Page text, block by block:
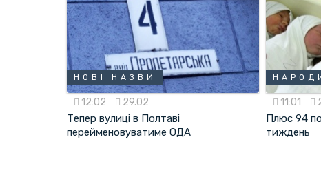
НОВІ НАЗВИ
12:02 29.02
Тепер вулиці в Полтаві
перейменовуватиме ОДА
11:01
Плюс 94
тиждень